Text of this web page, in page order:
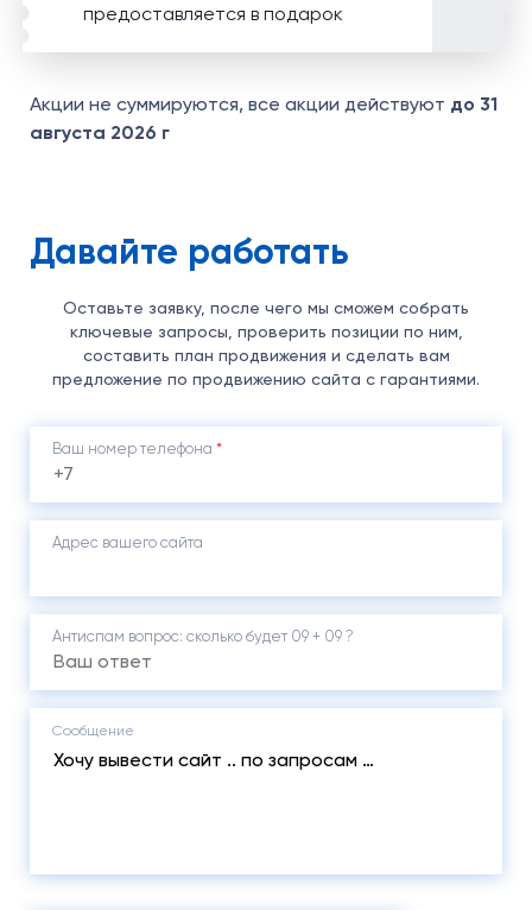
предоставляется в подарок
Акции не суммируются, все акции действуют до 31
августа 2026 г
Давайте работать
Оставьте заявку, после чего мы сможем собрать
ключевые запросы, проверить позиции по ним,
составить план продвижения и сделать вам
предложение по продвижению сайта с гарантиями.
Ваш номер телефона *
Адрес вашего сайта
Антиспам вопрос: cколько будет 09 + 09 ?
Сообщение